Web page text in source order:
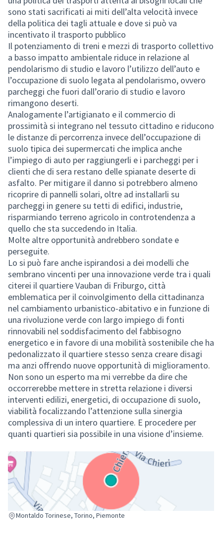
sono stati sacrificati ai miti dell’alta velocità invece
della politica dei tagli attuale e dove si può va
incentivato il trasporto pubblico
Il potenziamento di treni e mezzi di trasporto collettivo
a basso impatto ambientale riduce in relazione al
pendolarismo di studio e lavoro l’utilizzo dell’auto e
l’occupazione di suolo legata al pendolarismo, ovvero
parcheggi che fuori dall’orario di studio e lavoro
rimangono deserti.
Analogamente l’artigianato e il commercio di
prossimità si integrano nel tessuto cittadino e riducono
le distanze di percorrenza invece dell’occupazione di
suolo tipica dei supermercati che implica anche
l’impiego di auto per raggiungerli e i parcheggi per i
clienti che di sera restano delle spianate deserte di
asfalto. Per mitigare il danno si potrebbero almeno
ricoprire di pannelli solari, oltre ad installarli su
parcheggi in genere su tetti di edifici, industrie,
risparmiando terreno agricolo in controtendenza a
quello che sta succedendo in Italia.
Molte altre opportunità andrebbero sondate e
perseguite.
Lo si può fare anche ispirandosi a dei modelli che
sembrano vincenti per una innovazione verde tra i quali
citerei il quartiere Vauban di Friburgo, città
emblematica per il coinvolgimento della cittadinanza
nel cambiamento urbanistico-abitativo e in funzione di
una rivoluzione verde con largo impiego di fonti
rinnovabili nel soddisfacimento del fabbisogno
energetico e in favore di una mobilità sostenibile che ha
pedonalizzato il quartiere stesso senza creare disagi
ma anzi offrendo nuove opportunità di miglioramento.
Non sono un esperto ma mi verrebbe da dire che
occorrerebbe mettere in stretta relazione i diversi
interventi edilizi, energetici, di occupazione di suolo,
viabilità focalizzando l’attenzione sulla sinergia
complessiva di un intero quartiere. E procedere per
quanti quartieri sia possibile in una visione d’insieme.
Montaldo Torinese, Torino, Piemonte
(Collegamento esterno)